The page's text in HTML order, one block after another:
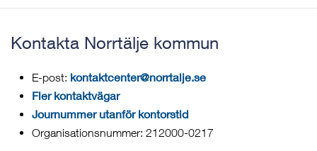
Kontakta Norrtälje kommun
E-post: kontaktcenter@norrtalje.se
Fler kontaktvägar
Journummer utanför kontorstid
Organisationsnummer: 212000-0217